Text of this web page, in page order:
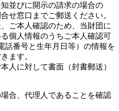
並びに開示の請求の場合の
せ窓口までご郵送ください。
ご本人確認のため、当財団に
個人情報のうちご本人確認可
話番号と生年月日等）の情報を
ます。
人に対して書面（封書郵送）
合、代理人であることを確認